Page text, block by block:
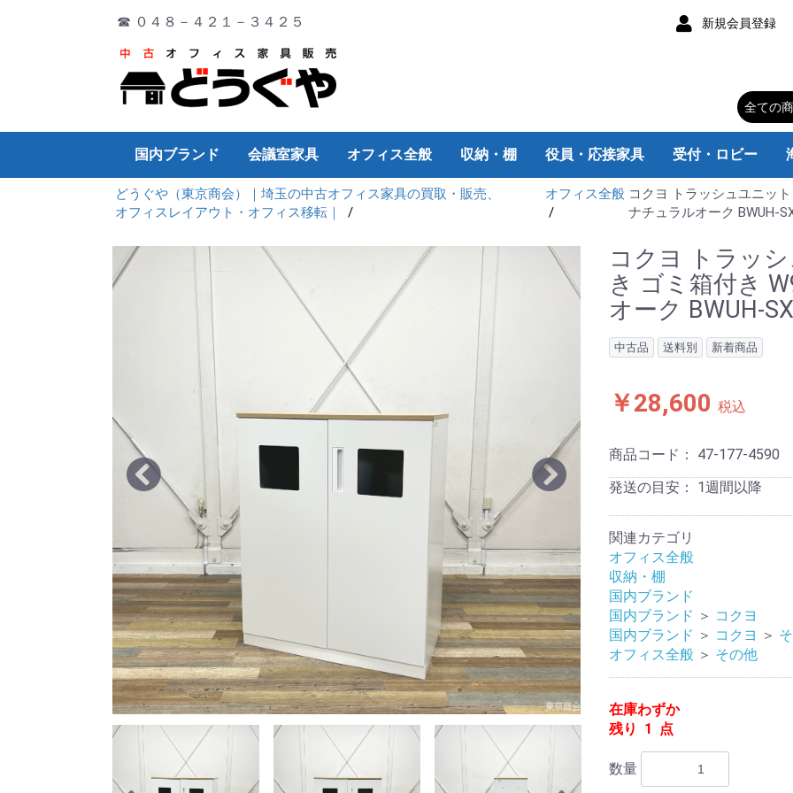
☎ ０４８－４２１－３４２５ 新規会員登録
国内ブランド
オカムラ デスク
チェア
ワゴン・脇机
会議テーブル
書庫
ロッカー
その他
イトーキ デスク
チェア
ワゴン・脇机
会議テーブル
書庫
ロッカー
その他
コクヨ デスク
チェア
ワゴン・脇机
会議テーブル
書庫
ロッカー
その他
PLUS チェア
デスク
ワゴン・脇机
会議テーブル
書庫
ロッカー
その他
ウチダ デスク
チェア
ワゴン・脇机
会議テーブル
書庫
ロッカー
その他
TOYO デスク
チェア
ワゴン・脇机
会議テーブル
書庫
ロッカー
その他
その他
会議室家具
ミーティングチェア キャスター付
キャスターなし
ミーティングテーブル カウンターテーブル
大型会議テーブル
折りたたみテーブル
ラウンドテーブル
スクエアテーブル
演台
折り畳み
会議サポートツール
オフィス全般
デスクチェア エグゼクティブチェア
肘なしデスクチェア
肘付デスクチェア
チェア用パーツ
片袖デスク 片袖机 旧JIS
片袖机 W1400
片袖机 W1200
片袖机 W1100
片袖机 W1000
両袖デスク 両袖机 旧JIS
両袖机 W1600
両袖机 W1400
平デスク 平机 W800
平机 旧JIS
平机W1800
平机W1600
平机W1500
平机W1400
平机W1200
平机W1100
平机W1000
システムデスク L型机
平机
片袖机
両袖机
折り畳み机
Ｌ型デスク L型机 W2200
L型机 W1800
L型机 W1600
L型机 W1200
ワゴン・脇机 脇机
インサイドワゴン
パーティション
ホワイトボード 脚付きタイプ
壁掛けタイプ
OA機器
オフィス家電
その他
厨房機器
収納・棚
ロッカー/靴箱 衣類ロッカー
備品ロッカー
靴 箱
書庫/キャビネット マップケース
オープン書庫
レターケース
ユニット書庫
ラテラルキャビネット
引違い書庫
両開き書庫
ファイルキャビネット
スチールラック
役員・応接家具
応接用家具
応接会議机・椅子
応接セット
エグゼクティブ家具
受付・ロビー
小型・丸テーブル
カウンター
ロビー・ラウンジ
どうぐや（東京商会）｜埼玉の中古オフィス家具の買取・販売、
オフィスレイアウト・オフィス移転｜
オフィス全般 コクヨ トラッシュユニッ
ナチュラルオーク BWUH-
コクヨ トラッ
き ゴミ箱付き
オーク BWUH-
中古品 送料別 新着商品
￥28,600 税込
商品コード： 47-177-4590
発送の目安： 1週間以降
関連カテゴリ
オフィス全般
収納・棚
国内ブランド
国内ブランド ＞ コクヨ
国内ブランド ＞ コクヨ ＞
オフィス全般 ＞ その他
在庫わずか
残り 1 点
数量